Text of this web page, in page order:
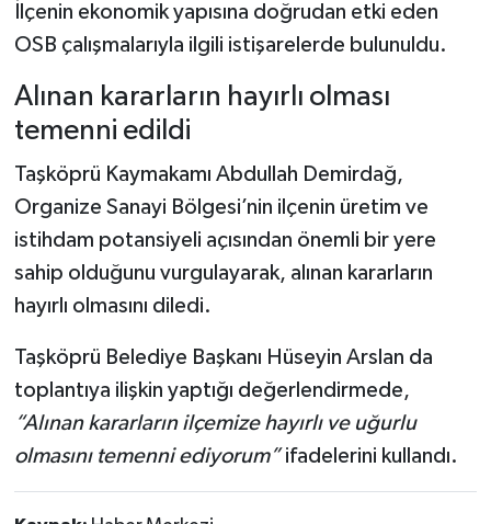
İlçenin ekonomik yapısına doğrudan etki eden
OSB çalışmalarıyla ilgili istişarelerde bulunuldu.
Alınan kararların hayırlı olması
temenni edildi
Taşköprü Kaymakamı Abdullah Demirdağ,
Organize Sanayi Bölgesi’nin ilçenin üretim ve
istihdam potansiyeli açısından önemli bir yere
sahip olduğunu vurgulayarak, alınan kararların
hayırlı olmasını diledi.
Taşköprü Belediye Başkanı Hüseyin Arslan da
toplantıya ilişkin yaptığı değerlendirmede,
“Alınan kararların ilçemize hayırlı ve uğurlu
olmasını temenni ediyorum”ifadelerini kullandı.
Karadeniz Haberleri
Ulusal Haberler
Teknoloji Haberleri
Dünya Haberleri
Yerel Haberler
Haber Arşivi